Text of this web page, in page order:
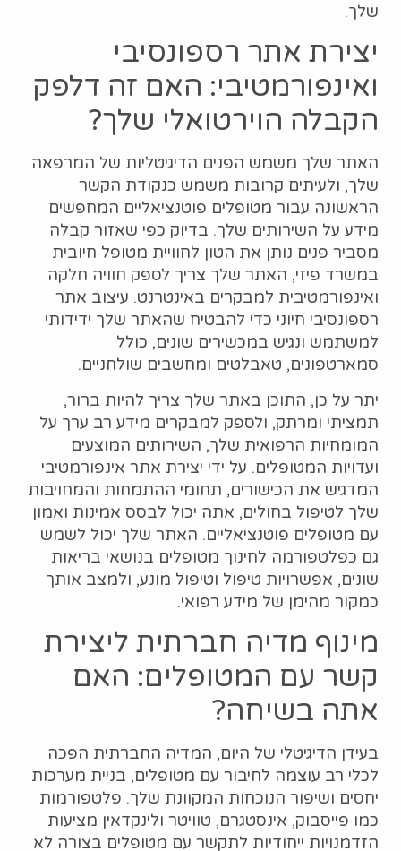
שלך.
יצירת אתר רספונסיבי
ואינפורמטיבי: האם זה דלפק
הקבלה הוירטואלי שלך?
האתר שלך משמש הפנים הדיגיטליות של המרפאה
שלך, ולעיתים קרובות משמש כנקודת הקשר
הראשונה עבור מטופלים פוטנציאליים המחפשים
מידע על השירותים שלך. בדיוק כפי שאזור קבלה
מסביר פנים נותן את הטון לחוויית מטופל חיובית
במשרד פיזי, האתר שלך צריך לספק חוויה חלקה
ואינפורמטיבית למבקרים באינטרנט. עיצוב אתר
רספונסיבי חיוני כדי להבטיח שהאתר שלך ידידותי
למשתמש ונגיש במכשירים שונים, כולל
סמארטפונים, טאבלטים ומחשבים שולחניים.
יתר על כן, התוכן באתר שלך צריך להיות ברור,
תמציתי ומרתק, ולספק למבקרים מידע רב ערך על
המומחיות הרפואית שלך, השירותים המוצעים
ועדויות המטופלים. על ידי יצירת אתר אינפורמטיבי
המדגיש את הכישורים, תחומי ההתמחות והמחויבות
שלך לטיפול בחולים, אתה יכול לבסס אמינות ואמון
עם מטופלים פוטנציאליים. האתר שלך יכול לשמש
גם כפלטפורמה לחינוך מטופלים בנושאי בריאות
שונים, אפשרויות טיפול וטיפול מונע, ולמצב אותך
כמקור מהימן של מידע רפואי.
מינוף מדיה חברתית ליצירת
קשר עם המטופלים: האם
אתה בשיחה?
בעידן הדיגיטלי של היום, המדיה החברתית הפכה
לכלי רב עוצמה לחיבור עם מטופלים, בניית מערכות
יחסים ושיפור הנוכחות המקוונת שלך. פלטפורמות
כמו פייסבוק, אינסטגרם, טוויטר ולינקדאין מציעות
הזדמנויות ייחודיות לתקשר עם מטופלים בצורה לא